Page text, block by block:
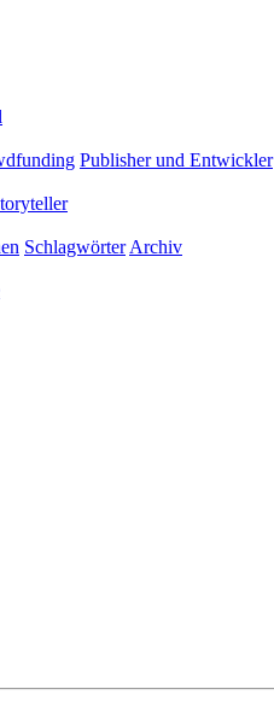
Publisher und Entwickler
Schlagwörter Archiv